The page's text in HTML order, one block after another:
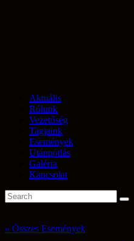
Aktuális
Rólunk
Vezetőség
Tagjaink
Események
Utánpótlás
Galéria
Kapcsolat
« Összes Események